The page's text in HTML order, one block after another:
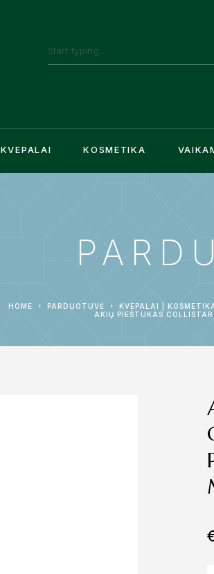
KVEPALAI KOSMETIKA
HOME PARDUOTUVĖ KVEPALAI |
AKIŲ PIEŠTUKAS